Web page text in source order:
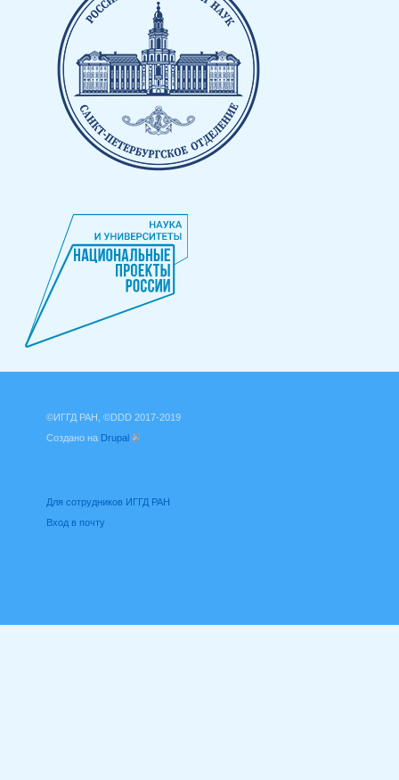
©ИГГД РАН, ©DDD 2017-2019
Создано на Drupal
Для сотрудников ИГГД РАН
Вход в почту